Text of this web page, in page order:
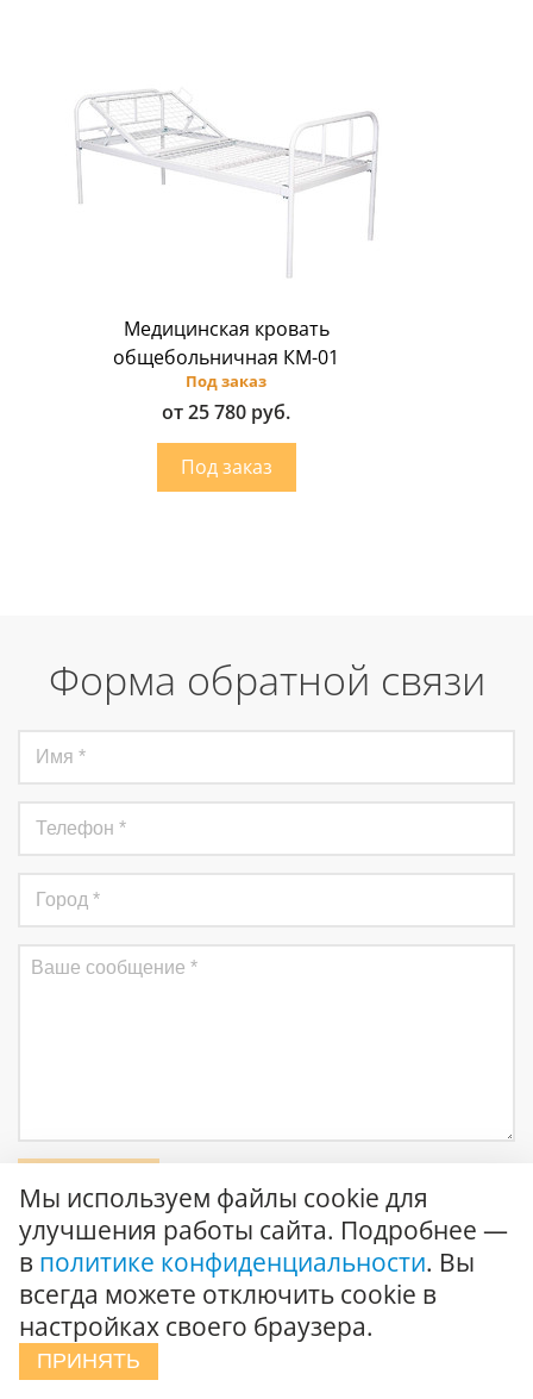
Медицинская кровать
общебольничная КМ-01
Под заказ
от 25 780 руб.
Форма обратной связи
Соглашаюсь на обработку персональных данныхи
подтверждаю ознакомление сполитикой конфиденциальности
О компании
Мы используем файлы cookie для
улучшения работы сайта. Подробнее —
в политике конфиденциальности. Вы
всегда можете отключить cookie в
настройках своего браузера.
ПРИНЯТЬ